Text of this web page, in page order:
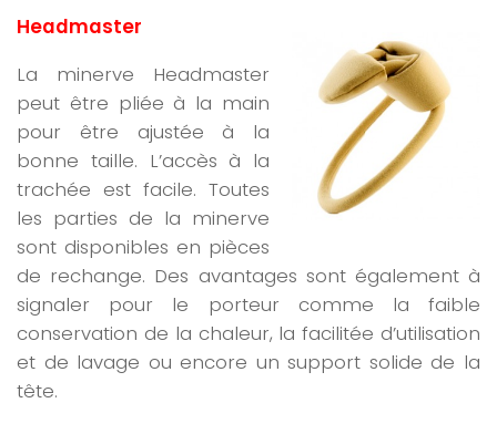
Headmaster
La minerve Headmaster
peut être pliée à la main
pour être ajustée à la
bonne taille. L’accès à la
trachée est facile. Toutes
les parties de la minerve
sont disponibles en pièces
de rechange. Des avantages sont également à
signaler pour le porteur comme la faible
conservation de la chaleur, la facilitée d’utilisation
et de lavage ou encore un support solide de la
tête.